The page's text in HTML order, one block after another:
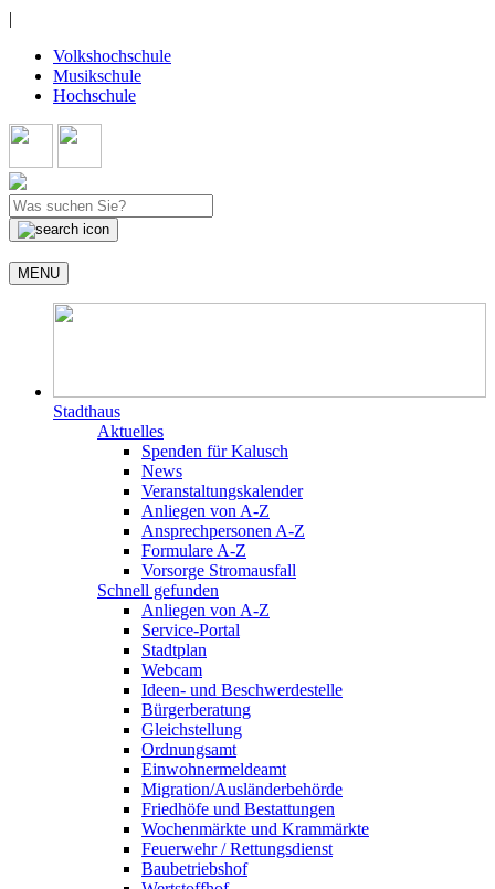
|
Volkshochschule
Musikschule
Hochschule
MENU
Stadthaus
Aktuelles
Spenden für Kalusch
News
Veranstaltungskalender
Anliegen von A-Z
Ansprechpersonen A-Z
Formulare A-Z
Vorsorge Stromausfall
Schnell gefunden
Anliegen von A-Z
Service-Portal
Stadtplan
Webcam
Ideen- und Beschwerdestelle
Bürgerberatung
Gleichstellung
Ordnungsamt
Einwohnermeldeamt
Migration/Ausländerbehörde
Friedhöfe und Bestattungen
Wochenmärkte und Krammärkte
Feuerwehr / Rettungsdienst
Baubetriebshof